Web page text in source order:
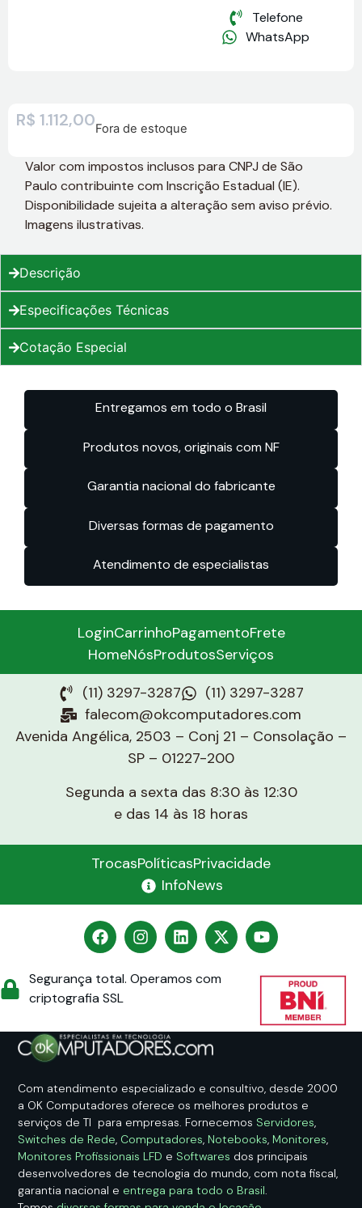
Telefone
WhatsApp
R$ 1.112,00Fora de estoque
Valor com impostos inclusos para CNPJ de São
Paulo contribuinte com Inscrição Estadual (IE).
Disponibilidade sujeita a alteração sem aviso prévio.
Imagens ilustrativas.
Descrição
Especificações Técnicas
Cotação Especial
Entregamos em todo o Brasil
Produtos novos, originais com NF
Garantia nacional do fabricante
Diversas formas de pagamento
Atendimento de especialistas
LoginCarrinhoPagamentoFrete
HomeNósProdutosServiços
(11) 3297-3287
(11) 3297-3287
falecom@okcomputadores.com
Avenida Angélica, 2503 – Conj 21 – Consolação –
SP – 01227-200
Segunda a sexta das 8:30 às 12:30
e das 14 às 18 horas
TrocasPolíticasPrivacidade
InfoNews
Segurança total. Operamos com
criptografia SSL
Com atendimento especializado e consultivo, desde 2000
a OK Computadores oferece os melhores produtos e
serviços de TI para empresas. Fornecemos Servidores
Switches de Rede Computadores Notebooks Monitores
Monitores Profissionais LFD e Softwares dos principais
desenvolvedores de tecnologia do mundo, com nota fiscal,
garantia nacional e entrega para todo o Brasil